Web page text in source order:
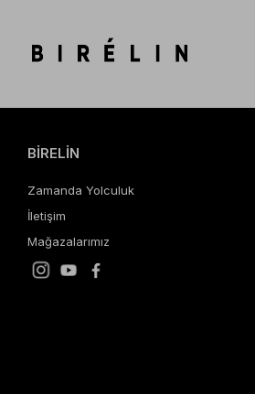
BİRELİN
Zamanda Yolculuk
İletişim
Mağazalarımız